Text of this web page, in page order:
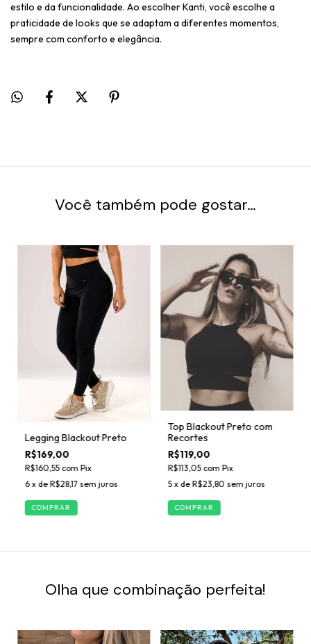
estilo e da funcionalidade. Ao escolher Kanti, você escolhe a
praticidade de looks que se adaptam a diferentes momentos,
sempre com conforto e elegância.
Você também pode gostar…
Legging Blackout Preto
R$169,00
R$160,55 com Pix
6 x de R$28,17 sem juros
COMPRAR
Top Blackout Preto com
Recortes
R$119,00
R$113,05 com Pix
5 x de R$23,80 sem juros
COMPRAR
Olha que combinação perfeita!